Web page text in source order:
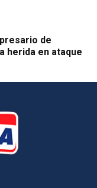
de
herida en ataque